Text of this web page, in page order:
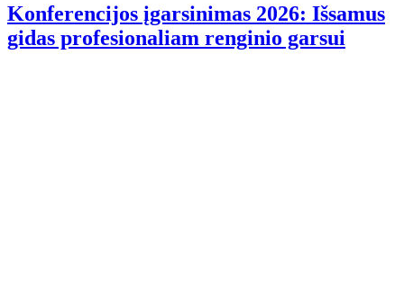
Konferencijos įgarsinimas 2026: Išsamus
gidas profesionaliam renginio garsui